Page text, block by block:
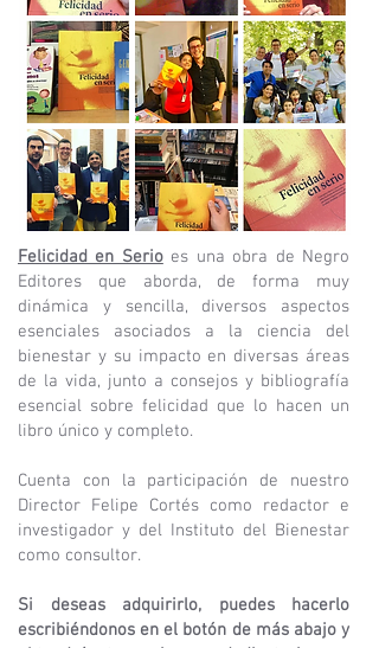
Felicidad en Serioes una obra de Negro
Editores que aborda, de forma muy
dinámica y sencilla, diversos aspectos
esenciales asociados a la ciencia del
bienestar y su impacto en diversas áreas
de la vida, junto a consejos y bibliografía
esencial sobre felicidad que lo hacen un
libro único y completo.
Cuenta con la participación de nuestro
Director Felipe Cortés como redactor e
investigador y del Instituto del Bienestar
como consultor.
Si deseas adquirirlo, puedes hacerlo
escribiéndonos en el botón de más abajo y